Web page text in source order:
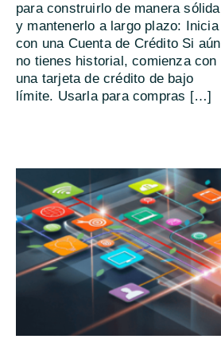
para construirlo de manera sólida
y mantenerlo a largo plazo: Inicia
con una Cuenta de Crédito Si aún
no tienes historial, comienza con
una tarjeta de crédito de bajo
límite. Usarla para compras […]